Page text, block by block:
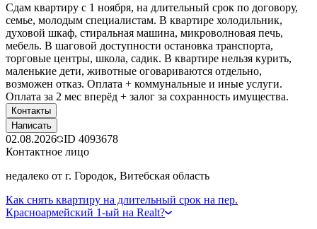
Сдам квартиру с 1 ноября, на длительный срок по договору,
семье, молодым специалистам. В квартире холодильник,
духовой шкаф, стиральная машина, микроволновая печь,
мебель. В шаговой доступности остановка транспорта,
торговые центры, школа, садик. В квартире нельзя курить,
маленькие дети, животные оговариваются отдельно,
возможен отказ. Оплата + коммунальные и иные услуги.
Оплата за 2 мес вперёд + залог за сохранность имущества.
Контакты
Написать
02.08.2026 ID 4093678
Контактное лицо
недалеко от г. Городок, Витебская область
Как снять квартиру на длительный срок на пер.
Красноармейский 1-ый на Realt?